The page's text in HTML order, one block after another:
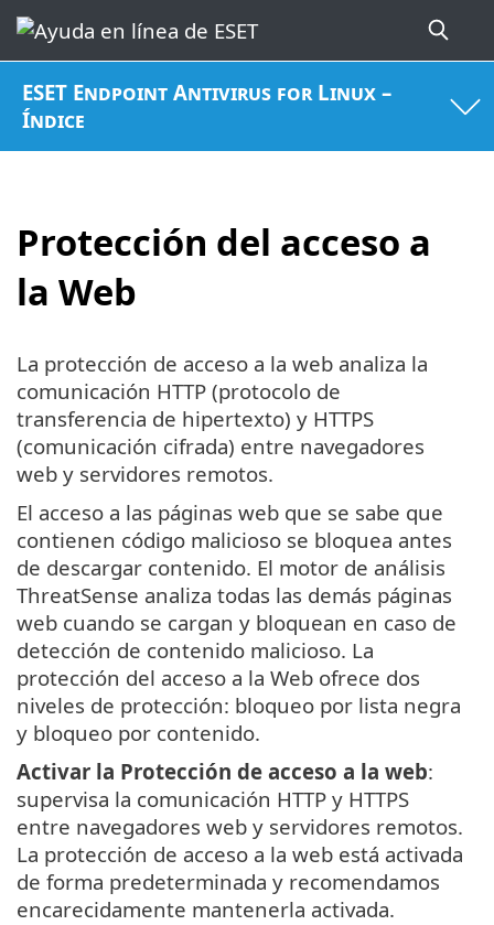
ESET Endpoint Antivirus for Linux –
Índice
Protección del acceso a
la Web
La protección de acceso a la web analiza la
comunicación HTTP (protocolo de
transferencia de hipertexto) y HTTPS
(comunicación cifrada) entre navegadores
web y servidores remotos.
El acceso a las páginas web que se sabe que
contienen código malicioso se bloquea antes
de descargar contenido. El motor de análisis
ThreatSense analiza todas las demás páginas
web cuando se cargan y bloquean en caso de
detección de contenido malicioso. La
protección del acceso a la Web ofrece dos
niveles de protección: bloqueo por lista negra
y bloqueo por contenido.
Activar la Protección de acceso a la web:
supervisa la comunicación HTTP y HTTPS
entre navegadores web y servidores remotos.
La protección de acceso a la web está activada
de forma predeterminada y recomendamos
encarecidamente mantenerla activada.